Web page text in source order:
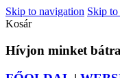
Skip to navigation Skip to
Kosár
Hívjon minket